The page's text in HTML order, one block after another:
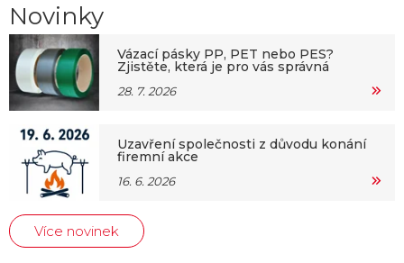
Novinky
Vázací pásky PP, PET nebo PES?
Zjistěte, která je pro vás správná
28. 7. 2026
Uzavření společnosti z důvodu konání
firemní akce
16. 6. 2026
Více novinek